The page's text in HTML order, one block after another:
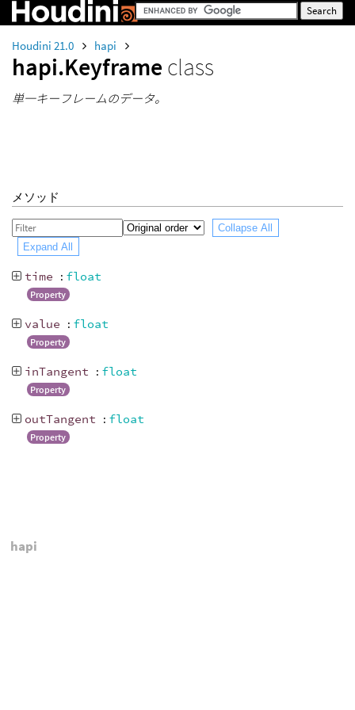
Houdini 21.0 hapi
hapi.Keyframe class
単一キーフレームのデータ。
メソッド
Collapse All
Expand All
time : float
Property
value : float
Property
inTangent : float
Property
outTangent : float
Property
hapi